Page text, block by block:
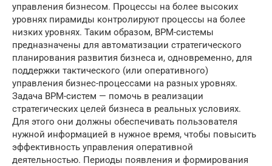
управления бизнесом. Процессы на более высоких
уровнях пирамиды контролируют процессы на более
низких уровнях. Таким образом, BPM-системы
предназначены для автоматизации стратегического
планирования развития бизнеса и, одновременно, для
поддержки тактического (или оперативного)
управления бизнес-процессами на разных уровнях.
Задача BPM-систем — помочь в реализации
стратегических целей бизнеса в реальных условиях.
Для этого они должны обеспечивать пользователя
нужной информацией в нужное время, чтобы повысить
эффективность управления оперативной
деятельностью. Периоды появления и формирования